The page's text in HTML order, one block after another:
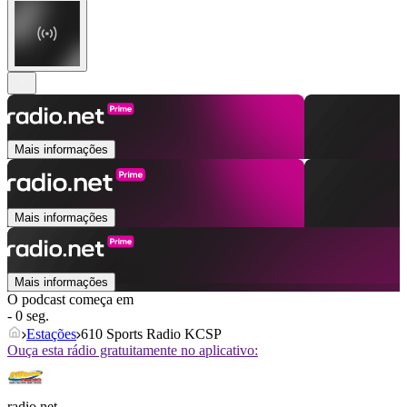
Mais informações
Mais informações
Mais informações
O podcast começa em
- 0 seg.
Estações 610 Sports Radio KCSP
Ouça esta rádio gratuitamente no aplicativo: